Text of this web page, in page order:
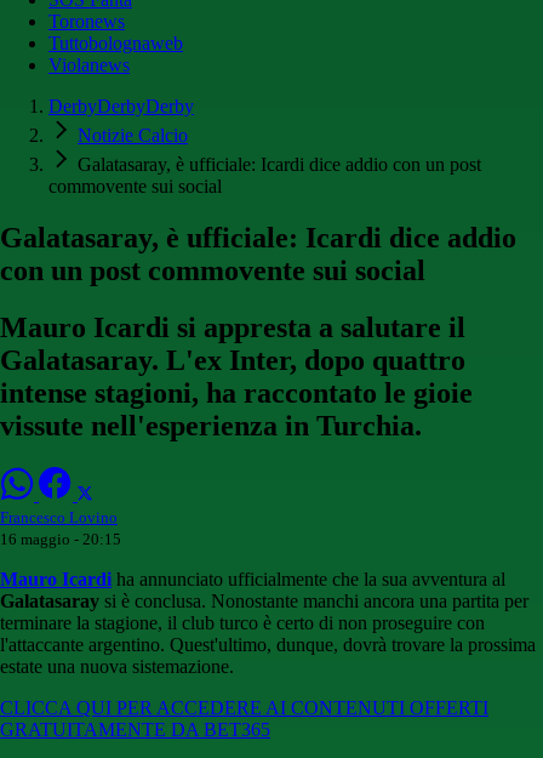
Toronews
Tuttobolognaweb
Violanews
DerbyDerbyDerby
Notizie Calcio
Galatasaray, è ufficiale: Icardi dice addio con un post
commovente sui social
Galatasaray, è ufficiale: Icardi dice addio
con un post commovente sui social
Mauro Icardi si appresta a salutare il
Galatasaray. L'ex Inter, dopo quattro
intense stagioni, ha raccontato le gioie
vissute nell'esperienza in Turchia.
Francesco Lovino
16 maggio - 20:15
Mauro Icardi ha annunciato ufficialmente che la sua avventura al
Galatasaray si è conclusa. Nonostante manchi ancora una partita per
terminare la stagione, il club turco è certo di non proseguire con
l'attaccante argentino. Quest'ultimo, dunque, dovrà trovare la prossima
estate una nuova sistemazione.
CLICCA QUI PER ACCEDERE AI CONTENUTI OFFERTI
GRATUITAMENTE DA BET365